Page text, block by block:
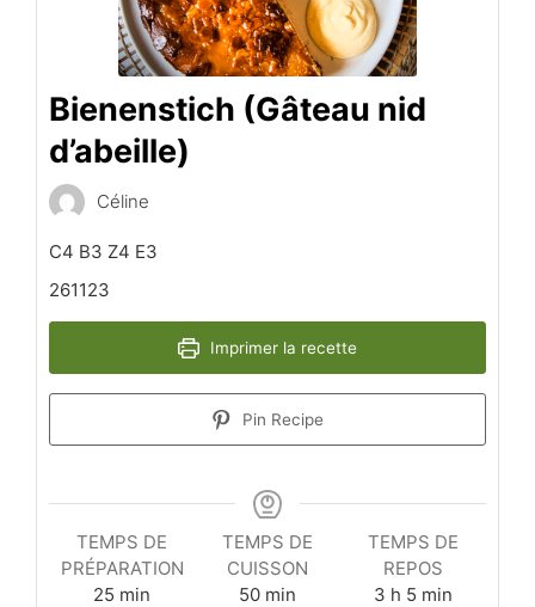
Bienenstich (Gâteau nid
d’abeille)
Céline
C4 B3 Z4 E3
261123
Imprimer la recette
Pin Recipe
TEMPS DE
PRÉPARATION
25 minutes
min
TEMPS DE
CUISSON
50minutes
min
TEMPS DE
REPOS
3 heures
h 5 minutes
min